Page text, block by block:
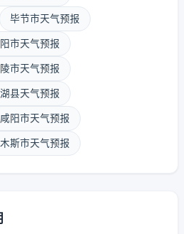
毕节市天气预报
市天气预报
市天气预报
县天气预报
咸阳市天气预报
斯市天气预报